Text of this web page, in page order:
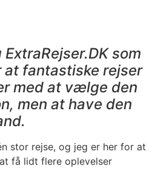
som
at fantastiske rejser
med at vælge den
men at have den
stor rejse, og jeg er her for at
få lidt flere oplevelser